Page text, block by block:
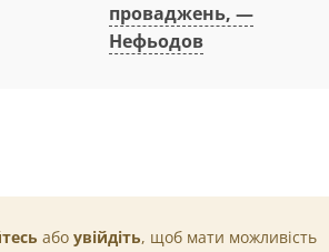
проваджень, —
Нефьодов
або увійдіть, щоб мати можливість